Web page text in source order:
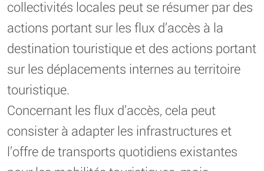
collectivités locales peut se résumer par des
actions portant sur les flux d’accès à la
destination touristique et des actions portant
sur les déplacements internes au territoire
touristique.
Concernant les flux d’accès, cela peut
consister à adapter les infrastructures et
l’offre de transports quotidiens existantes